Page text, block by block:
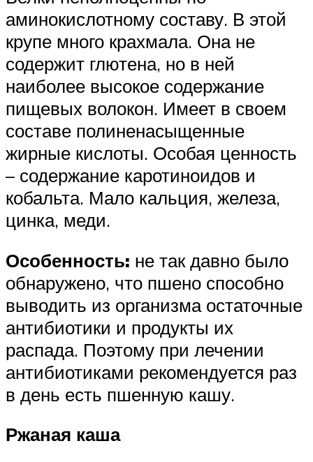
аминокислотному составу. В этой
крупе много крахмала. Она не
содержит глютена, но в ней
наиболее высокое содержание
пищевых волокон. Имеет в своем
составе полиненасыщенные
жирные кислоты. Особая ценность
– содержание каротиноидов и
кобальта. Мало кальция, железа,
цинка, меди.
Особенность: не так давно было
обнаружено, что пшено способно
выводить из организма остаточные
антибиотики и продукты их
распада. Поэтому при лечении
антибиотиками рекомендуется раз
в день есть пшенную кашу.
Ржаная каша